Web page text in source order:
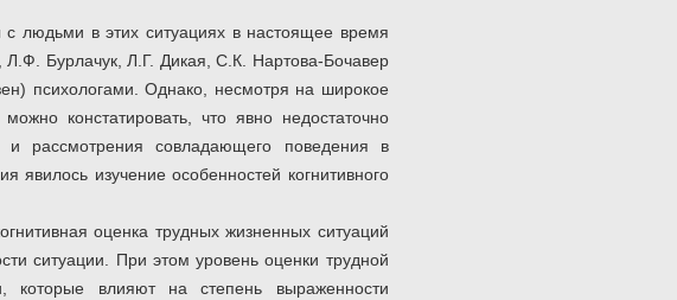
людьми в этих ситуациях в настоящее время
Бурлачук, Л.Г. Дикая, С.К. Нартова-Бочавер
психологами. Однако, несмотря на широкое
констатировать, что явно недостаточно
и рассмотрения совладающего поведения в
явилось изучение особенностей когнитивного
оценка трудных жизненных ситуаций
ситуации. При этом уровень оценки трудной
которые влияют на степень выраженности